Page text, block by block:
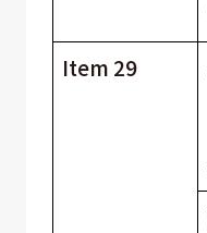
Item 29